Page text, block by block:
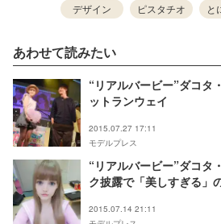
デザイン
ピスタチオ と
あわせて読みたい
“リアルバービー”ダコタ
ットランウェイ
2015.07.27 17:11
モデルプレス
“リアルバービー”ダコタ
ク披露で「美しすぎる
2015.07.14 21:11